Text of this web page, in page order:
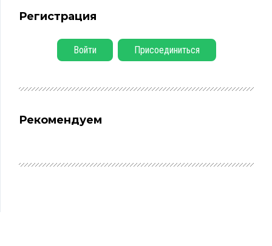
Регистрация
Войти Присоединиться
Рекомендуем